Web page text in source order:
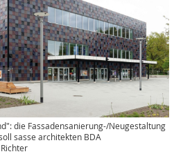
die Fassadensanierung-/Neugestaltung
sasse architekten BDA